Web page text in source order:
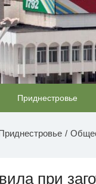
Приднестровье
при
Ржу не переставая,